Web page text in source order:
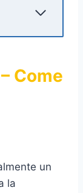
Come
un
la